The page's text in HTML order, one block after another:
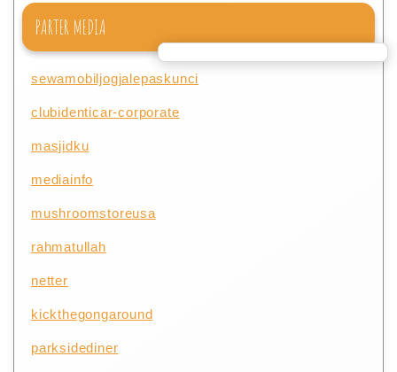
PARTER MEDIA
sewamobiljogjalepaskunci
clubidenticar-corporate
masjidku
mediainfo
mushroomstoreusa
rahmatullah
netter
kickthegongaround
parksidediner